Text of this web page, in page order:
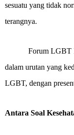
sesuatu yang tidak
terangnya.
Forum LGBT
dalam urutan yang
LGBT, dengan
Antara Soal